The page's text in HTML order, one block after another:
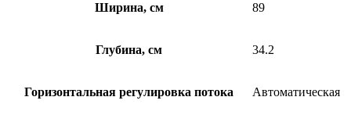
Ширина, см 89
Глубина, см 34.2
Горизонтальная регулировка потока Автоматическая